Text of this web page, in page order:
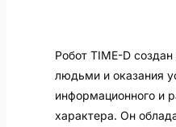
Робот TIME-D
людьми и оказания
информационного и
характера. Он